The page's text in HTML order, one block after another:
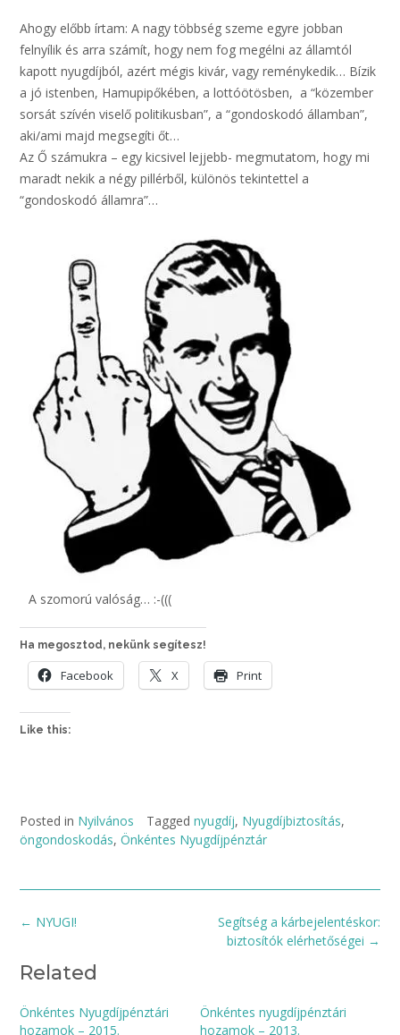
Ahogy előbb írtam: A nagy többség szeme egyre jobban
felnyílik és arra számít, hogy nem fog megélni az államtól
kapott nyugdíjból, azért mégis kivár, vagy reménykedik… Bízik
a jó istenben, Hamupipőkében, a lottóötösben, a “közember
sorsát szívén viselő politikusban”, a “gondoskodó államban”,
aki/ami majd megsegíti őt…
Az Ő számukra – egy kicsivel lejjebb- megmutatom, hogy mi
maradt nekik a négy pillérből, különös tekintettel a
“gondoskodó államra”…
A szomorú valóság… :-(((
Ha megosztod, nekünk segítesz!
Facebook X Print
Like this:
Posted in Nyilvános Tagged nyugdíj, Nyugdíjbiztosítás,
öngondoskodás, Önkéntes Nyugdíjpénztár
Post
Segítség a kárbejelentéskor:
biztosítók elérhetőségei →
← NYUGI!
Related
Önkéntes Nyugdíjpénztári
hozamok – 2015.
Önkéntes nyugdíjpénztári
hozamok – 2013.